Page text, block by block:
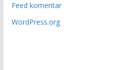
Feed komentar
WordPress.org